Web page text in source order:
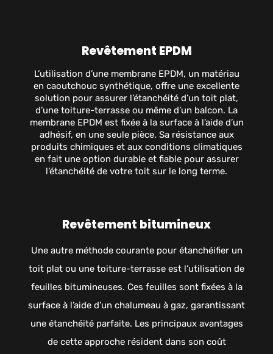
Revêtement EPDM
L’utilisation d’une membrane EPDM, un matériau
en caoutchouc synthétique, offre une excellente
solution pour assurer l’étanchéité d’un toit plat,
d’une toiture-terrasse ou même d’un balcon. La
membrane EPDM est fixée à la surface à l’aide d’un
adhésif, en une seule pièce. Sa résistance aux
produits chimiques et aux conditions climatiques
en fait une option durable et fiable pour assurer
l’étanchéité de votre toit sur le long terme.
Revêtement bitumineux
Une autre méthode courante pour étanchéifier un
toit plat ou une toiture-terrasse est l’utilisation de
feuilles bitumineuses. Ces feuilles sont fixées à la
surface à l’aide d’un chalumeau à gaz, garantissant
une étanchéité parfaite. Les principaux avantages
de cette approche résident dans son coût